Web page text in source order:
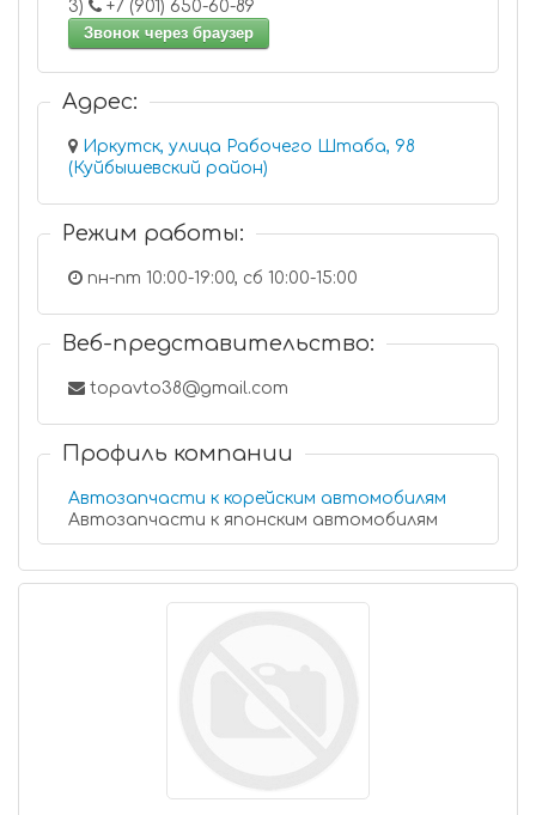
3)
+7 (901) 650-60-89
Звонок через браузер
Адрес:
Иркутск, улица Рабочего Штаба, 98
(Куйбышевский район)
Режим работы:
пн-пт 10:00-19:00, сб 10:00-15:00
Веб-представительство:
topavto38@gmail.com
Профиль компании
Автозапчасти к корейским автомобилям
Автозапчасти к японским автомобилям